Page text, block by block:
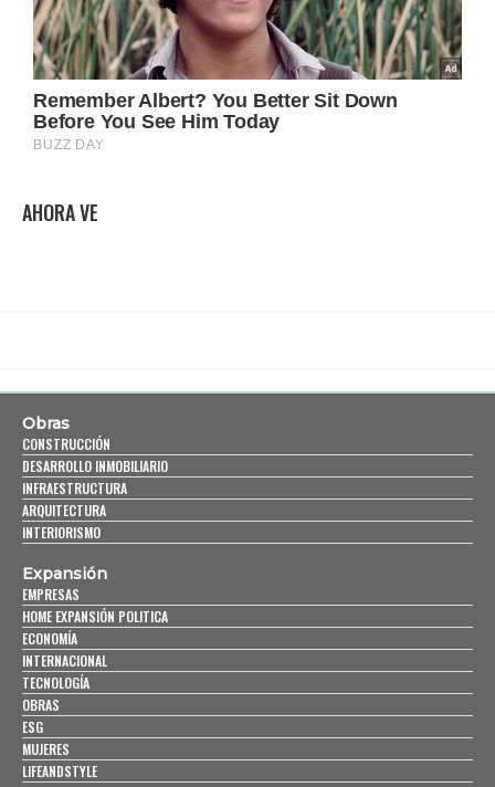
AHORA VE
Obras
CONSTRUCCIÓN
DESARROLLO INMOBILIARIO
INFRAESTRUCTURA
ARQUITECTURA
INTERIORISMO
Expansión
EMPRESAS
HOME EXPANSIÓN POLITICA
ECONOMÍA
INTERNACIONAL
TECNOLOGÍA
OBRAS
ESG
MUJERES
LIFEANDSTYLE